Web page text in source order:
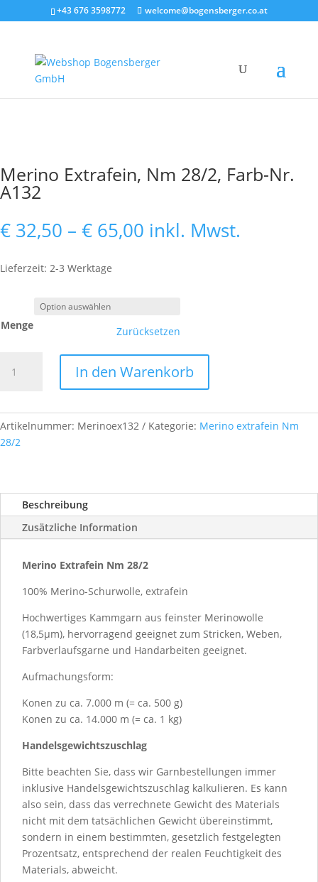
+43 676 3598772 welcome@bogensberger.co.at
Merino Extrafein, Nm 28/2, Farb-Nr.
A132
€ 32,50 – € 65,00 Preisspanne:
€ 32,50
inkl. Mwst.
Lieferzeit: 2-3 Werktage
Menge Zurücksetzen
Extrafein,
Farb-
Nr.
In den Warenkorb
Artikelnummer: Merinoex132 Kategorie: Merino extrafein Nm
28/2
Beschreibung
Zusätzliche Information
Merino Extrafein Nm 28/2
100% Merino-Schurwolle, extrafein
Hochwertiges Kammgarn aus feinster Merinowolle
(18,5µm), hervorragend geeignet zum Stricken, Weben,
Farbverlaufsgarne und Handarbeiten geeignet.
Aufmachungsform:
Konen zu ca. 7.000 m (= ca. 500 g)
Konen zu ca. 14.000 m (= ca. 1 kg)
Handelsgewichtszuschlag
Bitte beachten Sie, dass wir Garnbestellungen immer
inklusive Handelsgewichtszuschlag kalkulieren. Es kann
also sein, dass das verrechnete Gewicht des Materials
nicht mit dem tatsächlichen Gewicht übereinstimmt,
sondern in einem bestimmten, gesetzlich festgelegten
Prozentsatz, entsprechend der realen Feuchtigkeit des
Materials, abweicht.